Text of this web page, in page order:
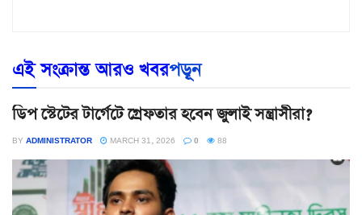
এই সংক্রান্ত আরও খবরপড়ূন
ডিপ স্টেটের টার্গেটে গ্রেফতার হবেন জুলাই সন্ত্রাসীরা?
BY ADMINISTRATOR MARCH 31, 2026 0 88